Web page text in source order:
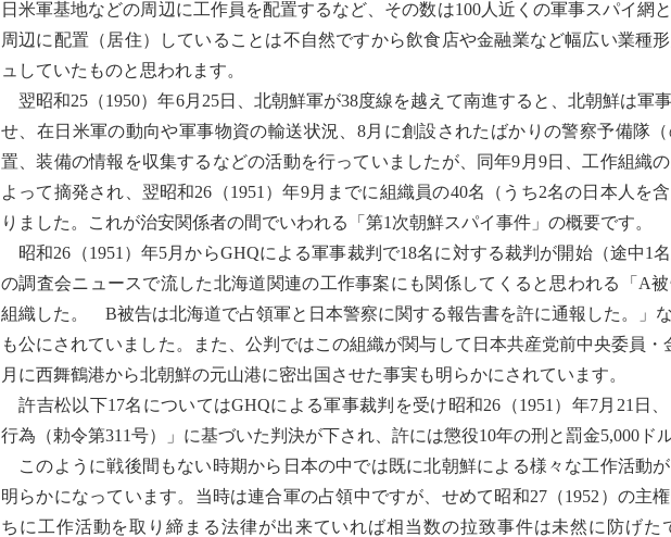
日米軍基地などの周辺に工作員を配置するなど、その数は100人近くの軍事スパイ網
周辺に配置（居住）していることは不自然ですから飲食店や金融業など幅広い業種
ュしていたものと思われます。
翌昭和25（1950）年6月25日、北朝鮮軍が38度線を越えて南進すると、北朝鮮は軍
せ、在日米軍の動向や軍事物資の輸送状況、8月に創設されたばかりの警察予備隊
置、装備の情報を収集するなどの活動を行っていましたが、同年9月9日、工作組織
よって摘発され、翌昭和26（1951）年9月までに組織員の40名（うち2名の日本人を
りました。これが治安関係者の間でいわれる「第1次朝鮮スパイ事件」の概要です。
昭和26（1951）年5月からGHQによる軍事裁判で18名に対する裁判が開始（途中1
の調査会ニュースで流した北海道関連の工作事案にも関係してくると思われる「A
組織した。 B被告は北海道で占領軍と日本警察に関する報告書を許に通報した。」
も公にされていました。また、公判ではこの組織が関与して日本共産党前中央委員・
月に西舞鶴港から北朝鮮の元山港に密出国させた事実も明らかにされています。
許吉松以下17名についてはGHQによる軍事裁判を受け昭和26（1951）年7月21日
行為（勅令第311号）」に基づいた判決が下され、許には懲役10年の刑と罰金5,000ド
このように戦後間もない時期から日本の中では既に北朝鮮による様々な工作活動
明らかになっています。当時は連合軍の占領中ですが、せめて昭和27（1952）の主
ちに工作活動を取り締まる法律が出来ていれば相当数の拉致事件は未然に防げた